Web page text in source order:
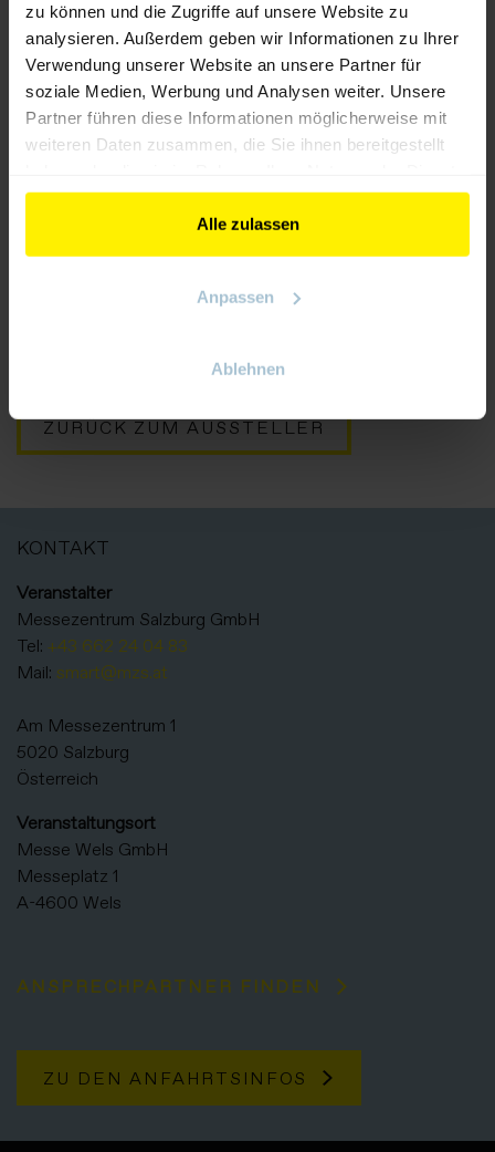
zu können und die Zugriffe auf unsere Website zu
analysieren. Außerdem geben wir Informationen zu Ihrer
Verwendung unserer Website an unsere Partner für
soziale Medien, Werbung und Analysen weiter. Unsere
Partner führen diese Informationen möglicherweise mit
weiteren Daten zusammen, die Sie ihnen bereitgestellt
gesammelt haben.
Alle zulassen
Anpassen
Ablehnen
Abschirmgeflechte
ZURÜCK ZUM AUSSTELLER
KONTAKT
Veranstalter
Messezentrum Salzburg GmbH
Tel: +43 662 24 04 83
Mail: smart@mzs.at
Am Messezentrum 1
5020 Salzburg
Österreich
Veranstaltungsort
Messe Wels GmbH
Messeplatz 1
A-4600 Wels
ANSPRECHPARTNER FINDEN
ZU DEN ANFAHRTSINFOS